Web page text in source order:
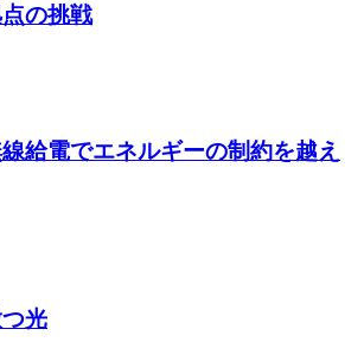
の挑戦
給電でエネルギーの制約を越え
光